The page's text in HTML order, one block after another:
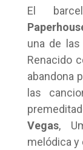
El
una de
Renacido
abandona
las
Vegas,
melódica y